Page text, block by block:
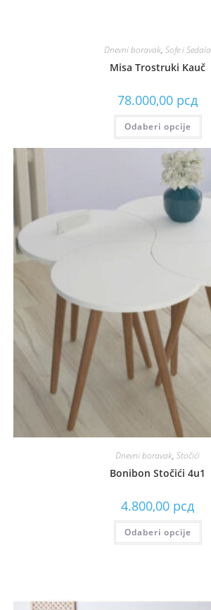
Dnevni boravak, Sofe i Sedala
Misa Trostruki Kauč
78.000,00 рсд
Odaberi opcije
Dnevni boravak, Stočići
Bonibon Stočići 4u1
4.800,00 рсд
Odaberi opcije